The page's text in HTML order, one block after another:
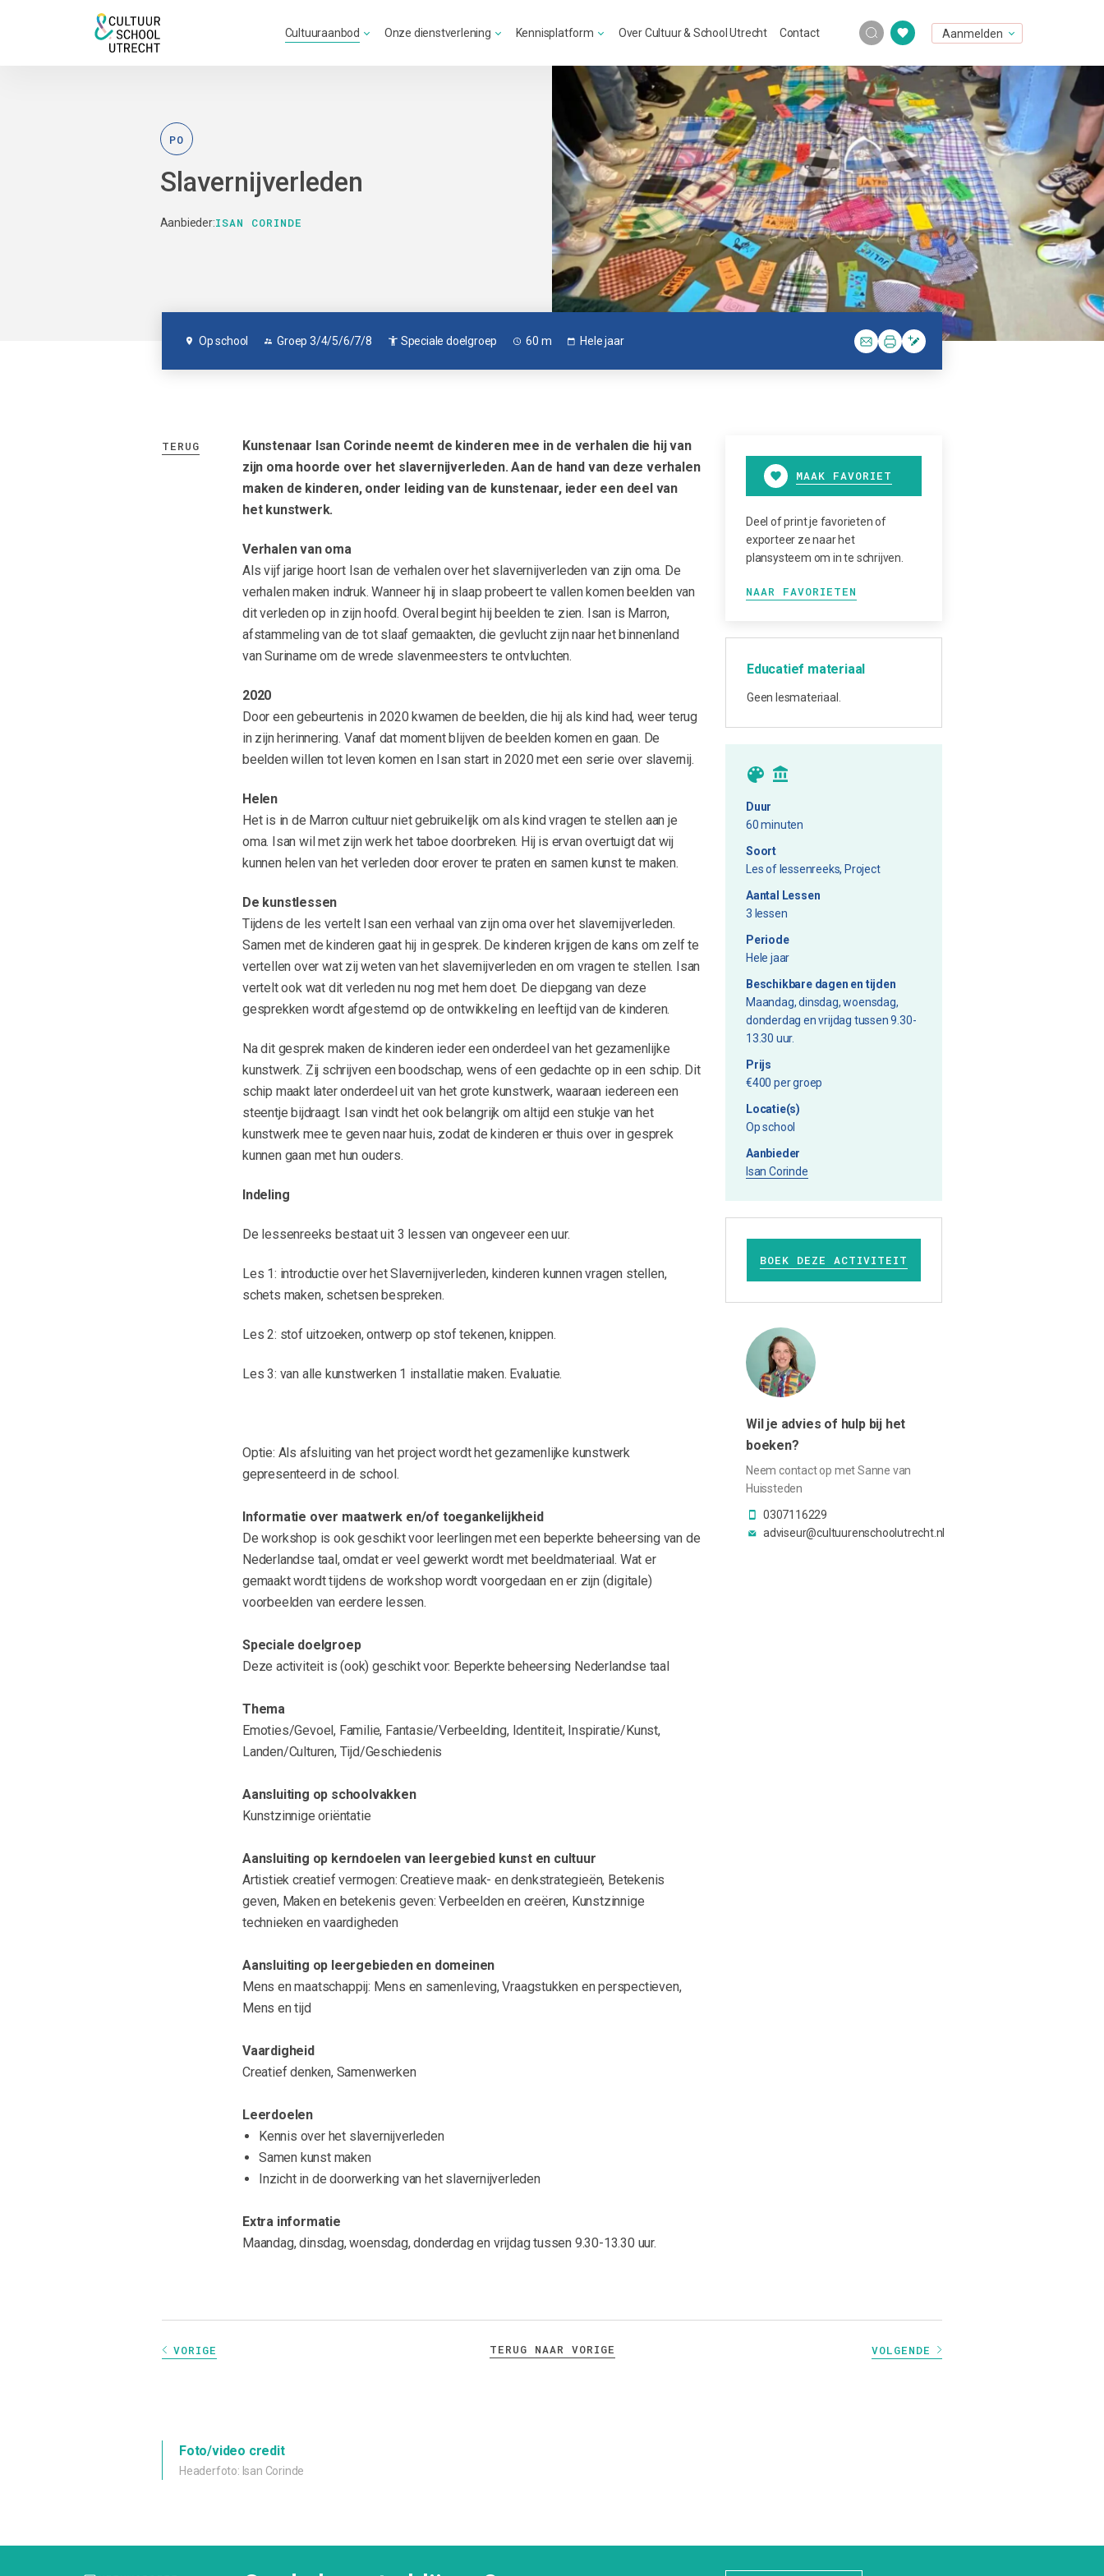
Cultuuraanbod Onze dienstverlening Kennisplatform Over Cultuur & School Utrecht Contact Aanmelden
PO
Slavernijverleden
Aanbieder:ISAN CORINDE
Op school Groep 3/4/5/6/7/8 Speciale doelgroep 60 m Hele jaar
TERUG
Kunstenaar Isan Corinde neemt de kinderen mee in de verhalen die hij van
zijn oma hoorde over het slavernijverleden. Aan de hand van deze verhalen
maken de kinderen, onder leiding van de kunstenaar, ieder een deel van
het kunstwerk.
Verhalen van oma
Als vijf jarige hoort Isan de verhalen over het slavernijverleden van zijn oma. De
verhalen maken indruk. Wanneer hij in slaap probeert te vallen komen beelden van
dit verleden op in zijn hoofd. Overal begint hij beelden te zien. Isan is Marron,
afstammeling van de tot slaaf gemaakten, die gevlucht zijn naar het binnenland
van Suriname om de wrede slavenmeesters te ontvluchten.
2020
Door een gebeurtenis in 2020 kwamen de beelden, die hij als kind had, weer terug
in zijn herinnering. Vanaf dat moment blijven de beelden komen en gaan. De
beelden willen tot leven komen en Isan start in 2020 met een serie over slavernij.
Helen
Het is in de Marron cultuur niet gebruikelijk om als kind vragen te stellen aan je
oma. Isan wil met zijn werk het taboe doorbreken. Hij is ervan overtuigt dat wij
kunnen helen van het verleden door erover te praten en samen kunst te maken.
De kunstlessen
Tijdens de les vertelt Isan een verhaal van zijn oma over het slavernijverleden.
Samen met de kinderen gaat hij in gesprek. De kinderen krijgen de kans om zelf te
vertellen over wat zij weten van het slavernijverleden en om vragen te stellen. Isan
vertelt ook wat dit verleden nu nog met hem doet. De diepgang van deze
gesprekken wordt afgestemd op de ontwikkeling en leeftijd van de kinderen.
Na dit gesprek maken de kinderen ieder een onderdeel van het gezamenlijke
kunstwerk. Zij schrijven een boodschap, wens of een gedachte op in een schip. Dit
schip maakt later onderdeel uit van het grote kunstwerk, waaraan iedereen een
steentje bijdraagt. Isan vindt het ook belangrijk om altijd een stukje van het
kunstwerk mee te geven naar huis, zodat de kinderen er thuis over in gesprek
kunnen gaan met hun ouders.
Indeling
De lessenreeks bestaat uit 3 lessen van ongeveer een uur.
Les 1: introductie over het Slavernijverleden, kinderen kunnen vragen stellen,
schets maken, schetsen bespreken.
Les 2: stof uitzoeken, ontwerp op stof tekenen, knippen.
Les 3: van alle kunstwerken 1 installatie maken. Evaluatie.
Optie: Als afsluiting van het project wordt het gezamenlijke kunstwerk
gepresenteerd in de school.
Informatie over maatwerk en/of toegankelijkheid
De workshop is ook geschikt voor leerlingen met een beperkte beheersing van de
Nederlandse taal, omdat er veel gewerkt wordt met beeldmateriaal. Wat er
gemaakt wordt tijdens de workshop wordt voorgedaan en er zijn (digitale)
voorbeelden van eerdere lessen.
Speciale doelgroep
Deze activiteit is (ook) geschikt voor: Beperkte beheersing Nederlandse taal
Thema
Emoties/Gevoel, Familie, Fantasie/Verbeelding, Identiteit, Inspiratie/Kunst,
Landen/Culturen, Tijd/Geschiedenis
Aansluiting op schoolvakken
Kunstzinnige oriëntatie
Aansluiting op kerndoelen van leergebied kunst en cultuur
Artistiek creatief vermogen: Creatieve maak- en denkstrategieën, Betekenis
geven, Maken en betekenis geven: Verbeelden en creëren, Kunstzinnige
technieken en vaardigheden
Aansluiting op leergebieden en domeinen
Mens en maatschappij: Mens en samenleving, Vraagstukken en perspectieven,
Mens en tijd
Vaardigheid
Creatief denken, Samenwerken
Leerdoelen
Kennis over het slavernijverleden
Samen kunst maken
Inzicht in de doorwerking van het slavernijverleden
Extra informatie
Maandag, dinsdag, woensdag, donderdag en vrijdag tussen 9.30-13.30 uur.
MAAK FAVORIET
Deel of print je favorieten of
exporteer ze naar het
plansysteem om in te schrijven.
NAAR FAVORIETEN
Educatief materiaal
Geen lesmateriaal.
Duur
60 minuten
Soort
Les of lessenreeks, Project
Aantal Lessen
3 lessen
Periode
Hele jaar
Beschikbare dagen en tijden
Maandag, dinsdag, woensdag,
donderdag en vrijdag tussen 9.30-
13.30 uur.
Prijs
€400 per groep
Locatie(s)
Op school
Aanbieder
Isan Corinde
BOEK DEZE ACTIVITEIT
Wil je advies of hulp bij het
boeken?
Neem contact op met Sanne van
Huissteden
0307116229
adviseur@cultuurenschoolutrecht.nl
VORIGE TERUG NAAR VORIGE VOLGENDE
Foto/video credit
Headerfoto: Isan Corinde